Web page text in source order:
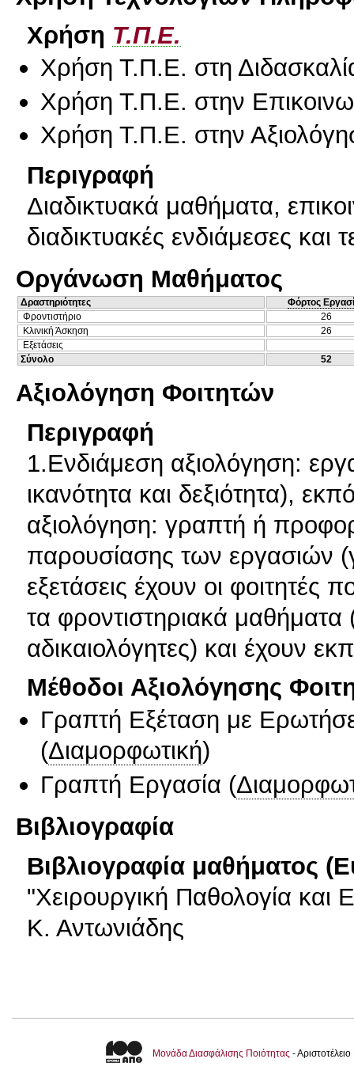
Χρήση Τ.Π.Ε.
Χρήση Τ.Π.Ε. στη
Χρήση Τ.Π.Ε. στην
Χρήση Τ.Π.Ε. στην
Περιγραφή
Διαδικτυακά μαθήματα,
διαδικτυακές ενδιάμεσες και
Οργάνωση Μαθήματος
Δραστηριότητες
Φόρτος
Φροντιστήριο
26
Κλινική Άσκηση
26
Εξετάσεις
Σύνολο
52
Αξιολόγηση Φοιτητών
Περιγραφή
1.Ενδιάμεση αξιολόγηση:
ικανότητα και δεξιότητα),
αξιολόγηση: γραπτή ή
παρουσίασης των εργασιών
εξετάσεις έχουν οι
τα φροντιστηριακά
αδικαιολόγητες) και έχουν
Μέθοδοι Αξιολόγησης
Γραπτή Εξέταση με
(Διαμορφωτική)
Γραπτή Εργασία (
Βιβλιογραφία
Βιβλιογραφία μαθήματος
"Xειρουργική Παθολογία και
Κ. Αντωνιάδης
Μονάδα Διασφάλισης Ποιότητας -